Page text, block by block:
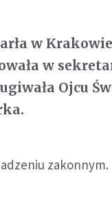
w
w
Ojcu
zakonnym.